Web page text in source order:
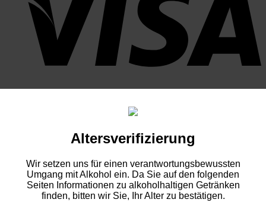
Altersverifizierung
Wir setzen uns für einen verantwortungsbewussten
Umgang mit Alkohol ein. Da Sie auf den folgenden
Seiten Informationen zu alkoholhaltigen Getränken
finden, bitten wir Sie, Ihr Alter zu bestätigen.